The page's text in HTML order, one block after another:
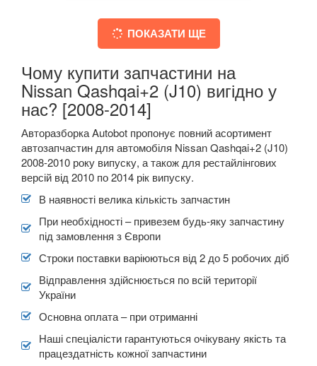
ПОКАЗАТИ ЩЕ
Чому купити запчастини на
Nissan Qashqai+2 (J10) вигідно у
нас? [2008-2014]
Авторазборка Autobot пропонує повний асортимент
автозапчастин для автомобіля Nissan Qashqai+2 (J10)
2008-2010 року випуску, а також для рестайлінгових
версій від 2010 по 2014 рік випуску.
В наявності велика кількість запчастин
При необхідності – привезем будь-яку запчастину
під замовлення з Європи
Строки поставки варіюються від 2 до 5 робочих діб
Відправлення здійснюється по всій території
України
Основна оплата – при отриманні
Наші спеціалісти гарантуються очікувану якість та
працездатність кожної запчастини